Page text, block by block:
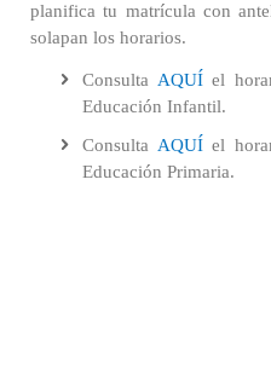
planifica tu matrícula con
solapan los horarios.
Consulta AQUÍel
Educación Infantil.
Consulta AQUÍel
Educación Primaria.